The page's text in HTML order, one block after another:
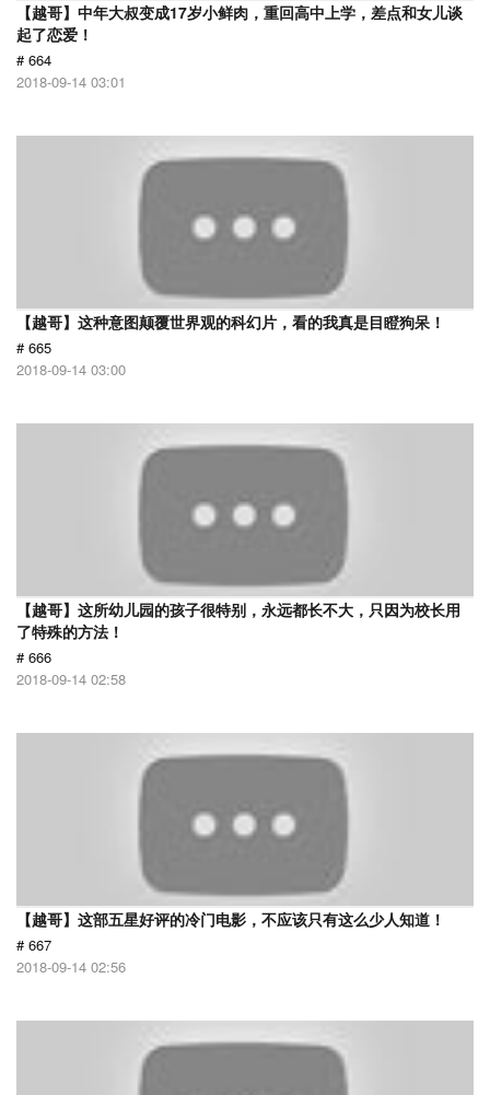
【越哥】中年大叔变成17岁小鲜肉，重回高中上学，差点和女儿谈
起了恋爱！
# 664
2018-09-14 03:01
【越哥】这种意图颠覆世界观的科幻片，看的我真是目瞪狗呆！
# 665
2018-09-14 03:00
【越哥】这所幼儿园的孩子很特别，永远都长不大，只因为校长用
了特殊的方法！
# 666
2018-09-14 02:58
【越哥】这部五星好评的冷门电影，不应该只有这么少人知道！
# 667
2018-09-14 02:56